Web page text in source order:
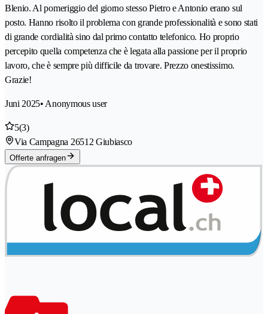
Blenio. Al pomeriggio del giorno stesso Pietro e Antonio erano sul
posto. Hanno risolto il problema con grande professionalità e sono stati
di grande cordialità sino dal primo contatto telefonico. Ho proprio
percepito quella competenza che è legata alla passione per il proprio
lavoro, che è sempre più difficile da trovare. Prezzo onestissimo.
Grazie!
Juni 2025• Anonymous user
5(3)
Via Campagna 26512 Giubiasco
Offerte anfragen